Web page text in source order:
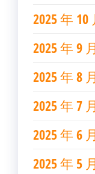
2025 年 10
2025 年 9
2025 年 8
2025 年 7
2025 年 6
2025 年 5